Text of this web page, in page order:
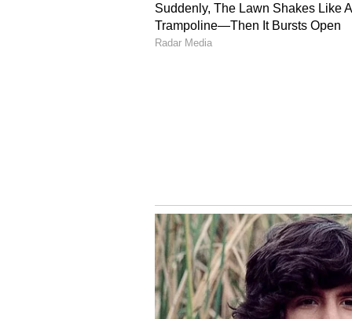
ನಮ್ಮ ಕಾನೂನು ವ್ಯವಸ್ಥೆಯಿಂದ ಅವರಿಗೆ
ಘಟನೆಯು ನನ್ನ ಹೃದಯವನ್ನು
ಹಲವಾರು ದಿನಗಳವರೆಗೆ ಆಘಾತ ಮತ್ತು
ಮಾಡುತ್ತಿರುವ ಕೆಲವರು, ನನ್ನ ಮತ್ತು
ಬಾಂಧವ್ಯದ ನಡುವಿನ ಅಗಾಧತೆಯನ್ನು
ಆಗುವ ಮೊದಲು ನಾನು ಅವರನ್ನು 25
ಯಾವುದೇ ಸ್ಟಾರ್‌ಡಂಗಿಂತ ಹೆಚ್ಚಾಗಿ,
ಅವರು ಅಂಬರೀಶ್ ಅವರನ್ನು
ತಾಯಿಯ ಗೌರವ ಮತ್ತು ಸ್ಥಾನ ಮತ್ತು
ಈ ರೀತಿಯ ಪರಿಸ್ಥಿತಿಯಲ್ಲಿ ನೋಡುವುದನ್ನು